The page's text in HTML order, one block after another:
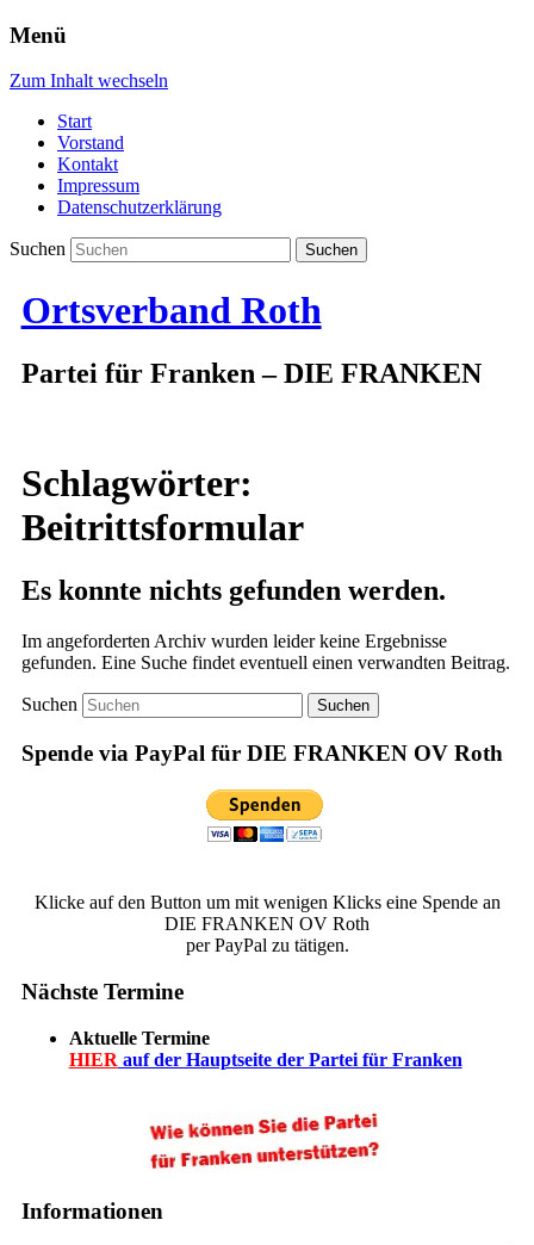
Menü
Zum Inhalt wechseln
Start
Vorstand
Kontakt
Impressum
Datenschutzerklärung
Suchen
Ortsverband Roth
Partei für Franken – DIE FRANKEN
Schlagwörter:
Beitrittsformular
Es konnte nichts gefunden werden.
Im angeforderten Archiv wurden leider keine Ergebnisse
gefunden. Eine Suche findet eventuell einen verwandten Beitrag.
Suchen
Spende via PayPal für DIE FRANKEN OV Roth
Klicke auf den Button um mit wenigen Klicks eine Spende an
DIE FRANKEN OV Roth
per PayPal zu tätigen.
Nächste Termine
Aktuelle Termine
HIER auf der Hauptseite der Partei für Franken
Informationen